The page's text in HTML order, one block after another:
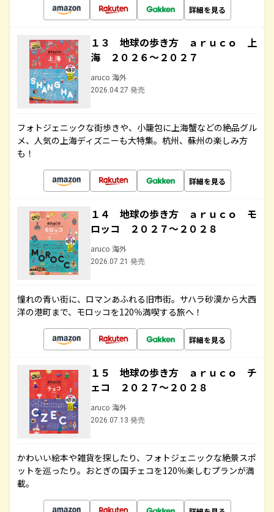
詳細を見る
１３ 地球の歩き方 ａｒｕｃｏ 上
海 ２０２６～２０２７
aruco 海外
2026.04.27 発売
フォトジェニックな街歩きや、小籠包に上海蟹などの絶品グル
メ、人気の上海ディズニーも大特集。杭州、蘇州の楽しみ方
も！
詳細を見る
１４ 地球の歩き方 ａｒｕｃｏ モ
ロッコ ２０２７～２０２８
aruco 海外
2026.07.21 発売
憧れの青い街に、ロマンあふれる旧市街。サハラ砂漠から大西
洋の港町まで、モロッコを120％満喫する旅へ！
詳細を見る
１５ 地球の歩き方 ａｒｕｃｏ チ
ェコ ２０２７～２０２８
aruco 海外
2026.07.13 発売
かわいい絵本や雑貨を探したり、フォトジェニックな絶景スポ
ットを巡ったり。おとぎの国チェコを120％楽しむプランが満
載。